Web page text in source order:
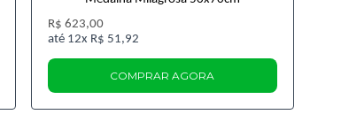
R$ 623,00
12x R$ 51,92
COMPRAR AGORA